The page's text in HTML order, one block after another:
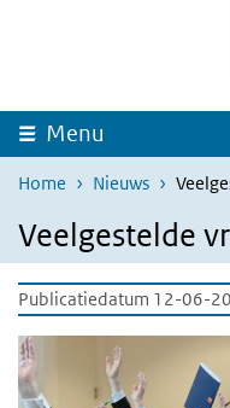
Overslaan en naar de
Menu
Home Nieuws
Veelgestelde
Publicatiedatum 12-06-